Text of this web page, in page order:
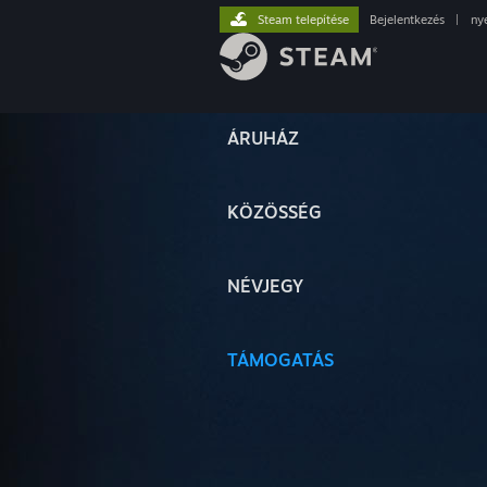
ÁRUHÁZ
KÖZÖSSÉG
NÉVJEGY
TÁMOGATÁS
Steam telepítése Bejelentkezés